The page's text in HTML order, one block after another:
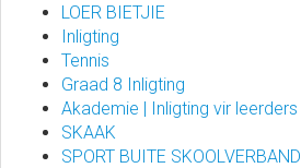
LOER BIETJIE
Inligting
Tennis
Graad 8 Inligting
Akademie | Inligting vir leerders
SKAAK
SPORT BUITE SKOOLVERBAND